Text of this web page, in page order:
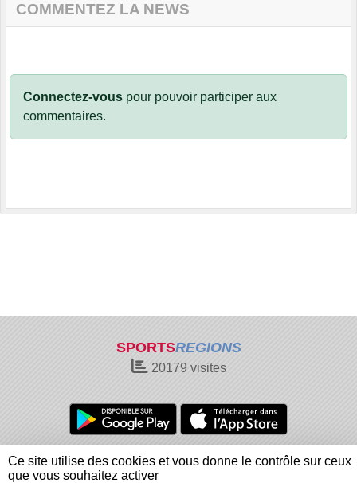
COMMENTEZ LA NEWS
Connectez-vous pour pouvoir participer aux
commentaires.
SPORTSREGIONS
20179 visites
Charte cookies
Gestion des cookies
Informations légales
Signaler un contenu inapproprié
Ce site utilise des cookies et vous donne le contrôle sur ceux
que vous souhaitez activer